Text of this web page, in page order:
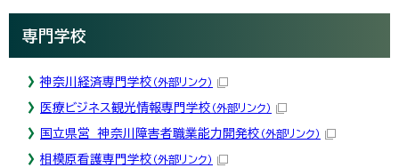
専門学校
神奈川経済専門学校 （外部リンク）
医療ビジネス観光情報専門学校 （外部リンク）
国立県営 神奈川障害者職業能力開発校 （外部リンク）
相模原看護専門学校 （外部リンク）